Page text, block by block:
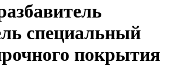
специальный
покрытия